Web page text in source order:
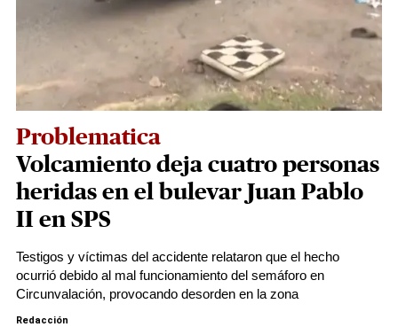
Problematica
Volcamiento deja cuatro personas
heridas en el bulevar Juan Pablo
II en SPS
Testigos y víctimas del accidente relataron que el hecho
ocurrió debido al mal funcionamiento del semáforo en
Circunvalación, provocando desorden en la zona
Redacción